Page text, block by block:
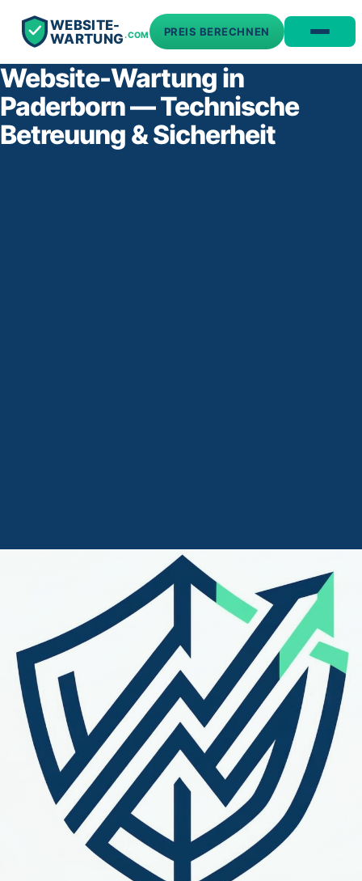
WEBSITE-
WARTUNG.COM PREIS BERECHNEN
Website-Wartung in
Paderborn — Technische
Betreuung & Sicherheit